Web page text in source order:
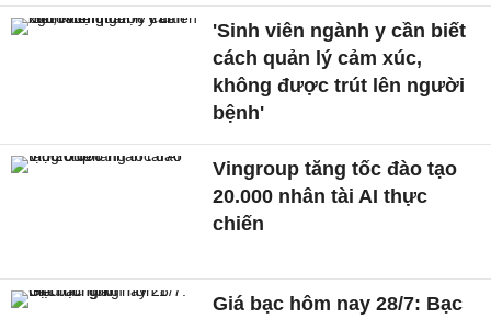
'Sinh viên ngành y cần biết
cách quản lý cảm xúc,
không được trút lên người
bệnh'
Vingroup tăng tốc đào tạo
20.000 nhân tài AI thực
chiến
Giá bạc hôm nay 28/7: Bạc